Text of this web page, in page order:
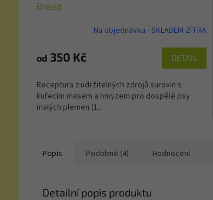
Breed
Na objednávku - SKLADEM ZÍTRA
od 350 Kč DETAIL
Receptura z udržitelných zdrojů surovin s
kuřecím masem a hmyzem pro dospělé psy
malých plemen (1...
Popis Podobné (4) Hodnocení
Detailní popis produktu